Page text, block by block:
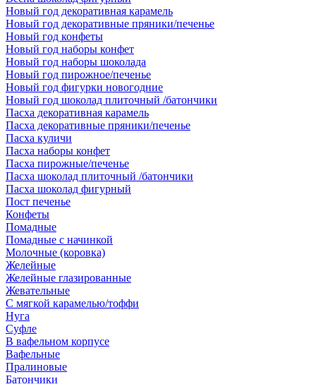
Новый год декоративная карамель
Новый год декоративные пряники/печенье
Новый год конфеты
Новый год наборы конфет
Новый год наборы шоколада
Новый год пирожное/печенье
Новый год фигурки новогодние
Новый год шоколад плиточный /батончики
Пасха декоративная карамель
Пасха декоративные пряники/печенье
Пасха куличи
Пасха наборы конфет
Пасха пирожные/печенье
Пасха шоколад плиточный /батончики
Пасха шоколад фигурный
Пост печенье
Конфеты
Помадные
Помадные с начинкой
Молочные (коровка)
Желейные
Желейные глазированные
Жевательные
С мягкой карамелью/тоффи
Нуга
Суфле
В вафельном корпусе
Вафельные
Пралиновые
Батончики